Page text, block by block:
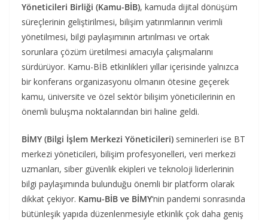
Yöneticileri Birliği (Kamu-BİB), kamuda dijital dönüşüm
süreçlerinin geliştirilmesi, bilişim yatırımlarının verimli
yönetilmesi, bilgi paylaşımının artırılması ve ortak
sorunlara çözüm üretilmesi amacıyla çalışmalarını
sürdürüyor. Kamu-BİB etkinlikleri yıllar içerisinde yalnızca
bir konferans organizasyonu olmanın ötesine geçerek
kamu, üniversite ve özel sektör bilişim yöneticilerinin en
önemli buluşma noktalarından biri haline geldi.
BİMY (Bilgi İşlem Merkezi Yöneticileri) seminerleri ise BT
merkezi yöneticileri, bilişim profesyonelleri, veri merkezi
uzmanları, siber güvenlik ekipleri ve teknoloji liderlerinin
bilgi paylaşımında bulunduğu önemli bir platform olarak
dikkat çekiyor. Kamu-BİB ve BİMY‘nin pandemi sonrasında
bütünleşik yapıda düzenlenmesiyle etkinlik çok daha geniş